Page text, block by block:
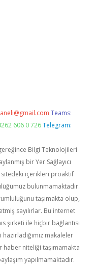
Teams:
606 0 726 Telegram:
Bilgi Teknolojileri
bir Yer Sağlayıcı
içerikleri proaktif
bulunmamaktadır.
taşımakta olup,
sayılırlar. Bu internet
şirketi ile hiçbir bağlantısı
makaleler
haber niteliği taşımamakta
yapılmamaktadır.